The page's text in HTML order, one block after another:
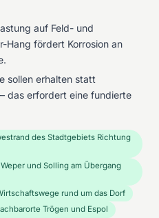
auf Feld- und
Hang fördert Korrosion an
sollen erhalten statt
das erfordert eine fundierte
des Stadtgebiets Richtung
und Solling am Übergang
rund um das Dorf
Trögen und Espol